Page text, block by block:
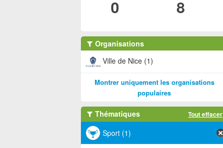
0 8
Organisations
Ville de Nice (1)
Montrer uniquement les organisations
populaires
Thématiques Tout effacer
Sport (1)